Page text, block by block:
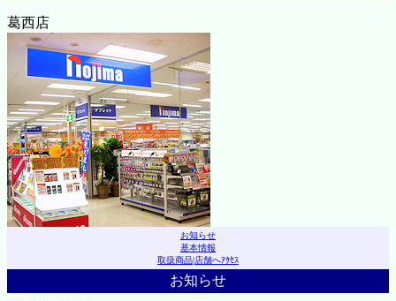
葛西店
お知らせ
基本情報
取扱商品|店舗へｱｸｾｽ
お知らせ